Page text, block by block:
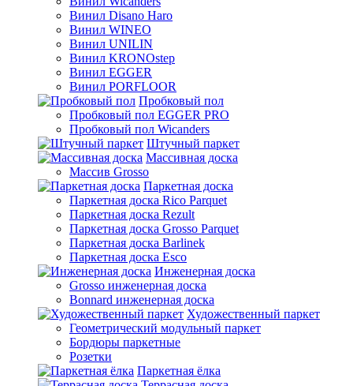
Винил Disano Haro
Винил WINEO
Винил UNILIN
Винил KRONOstep
Винил EGGER
Винил PORFLOOR
Пробковый пол
Пробковый пол EGGER PRO
Пробковый пол Wicanders
Штучный паркет
Массивная доска
Массив Grosso
Паркетная доска
Паркетная доска Rico Parquet
Паркетная доска Rezult
Паркетная доска Grosso Parquet
Паркетная доска Barlinek
Паркетная доска Esco
Инженерная доска
Grosso инженерная доска
Bonnard инженерная доска
Художественный паркет
Геометрический модульный паркет
Бордюры паркетные
Розетки
Паркетная ёлка